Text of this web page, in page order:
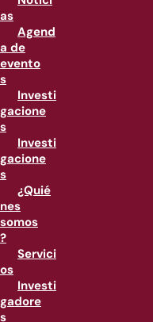
as
Agend
a de
evento
s
Investi
gacione
s
Investi
gacione
s
¿Quié
nes
somos
?
Servici
os
Investi
gadore
s